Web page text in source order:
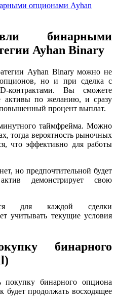
бинарными
Ayhan Binary
Ayhan Binary можно не
но и при сделка с
Вы сможете
по желанию, и сразу
процент выплат.
таймфрейма. Можно
тогда вероятность рыночных
что эффективно для работы
но предпочтительной будет
демонстрирует свою
для каждой сделки
учитывать текущие условия
бинарного
покупку бинарного опциона
продолжать восходящее